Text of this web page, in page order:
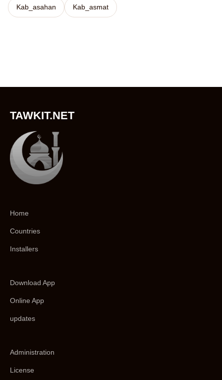
Kab_asahan Kab_asmat
TAWKIT.NET
Home
Countries
Installers
Download App
Online App
updates
Administration
License